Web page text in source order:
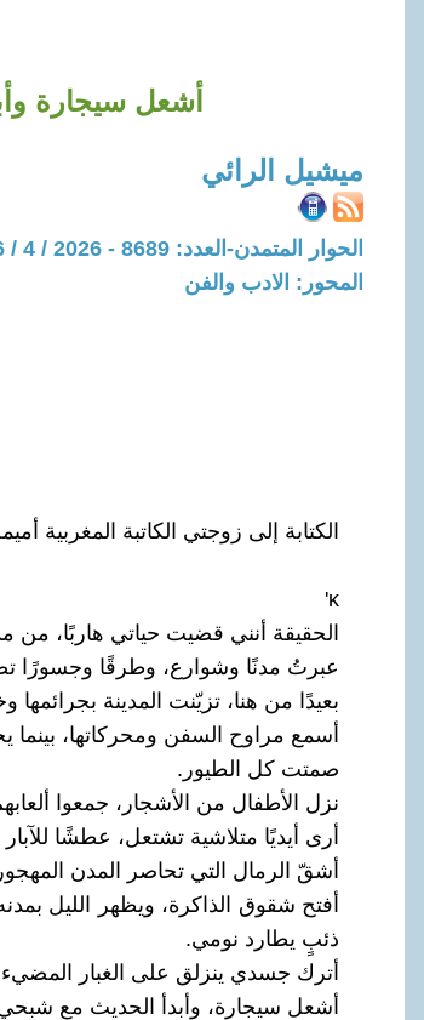
أشعل سيجارة
ميشيل الرائي
الحوار المتمدن-العدد: 8689 - 2026 / 4 / 26 - 15:44
المحور: الادب والفن
الكتابة إلى زوجتي الكاتبة المغربية
κʹ
الحقيقة أنني قضيت حياتي هاربًا،
عبرتُ مدنًا وشوارع، وطرقًا وجسورًا
بعيدًا من هنا، تزيّنت المدينة بجرائمها
أسمع مراوح السفن ومحركاتها، بينما
صمتت كل الطيور.
نزل الأطفال من الأشجار، جمعوا
أرى أيديًا متلاشية تشتعل، عطشًا
أشقّ الرمال التي تحاصر المدن
أفتح شقوق الذاكرة، ويظهر الليل
ذئبٍ يطارد نومي.
أترك جسدي ينزلق على الغبار
أشعل سيجارة، وأبدأ الحديث مع